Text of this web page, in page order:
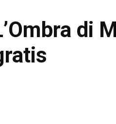
di